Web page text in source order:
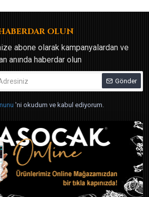
OLUN
abone olarak kampanyalardan ve
anında haberdar olun
Gönder
'ni okudum ve kabul ediyorum.